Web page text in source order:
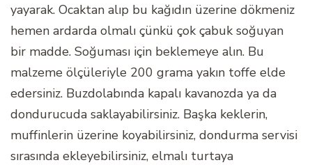
yayarak. Ocaktan alıp bu kağıdın üzerine dökmeniz
hemen ardarda olmalı çünkü çok çabuk soğuyan
bir madde. Soğuması için beklemeye alın. Bu
malzeme ölçüleriyle 200 grama yakın toffe elde
edersiniz. Buzdolabında kapalı kavanozda ya da
dondurucuda saklayabilirsiniz. Başka keklerin,
muffinlerin üzerine koyabilirsiniz, dondurma servisi
sırasında ekleyebilirsiniz, elmalı turtaya